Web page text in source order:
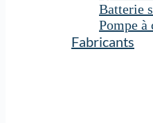
Batterie
Pompe à
Fabricants